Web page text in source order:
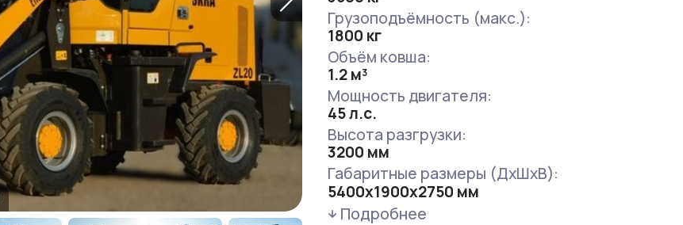
Грузоподъёмность (макс.):
1800 кг
Объём ковша:
1.2 м³
Мощность двигателя:
45 л.с.
Высота разгрузки:
3200 мм
Габаритные размеры (ДхШхВ):
5400х1900х2750 мм
Подробнее